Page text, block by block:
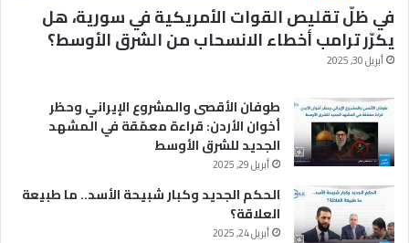
في ظلّ تقليص القوات الأمريكية في سورية، هل
يكرّر ترامب أخطاء الانسحاب من الشرق الأوسط؟
أبريل 30, 2025
طوفان الأقصى والمشروع الإيراني وحظر
أخوان الأردن: قراءة معمّقة في المشهد
الجديد للشرق الأوسط
أبريل 29, 2025
الحكم الجديد وكبار شبيحة الأسد.. ما طبيعة
العلاقة؟
أبريل 24, 2025